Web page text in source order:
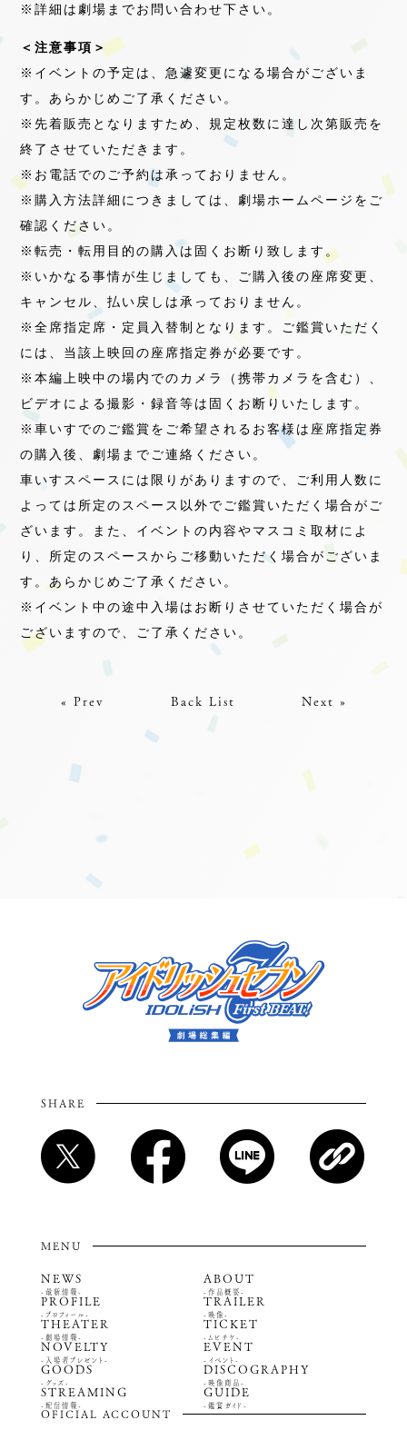
※詳細は劇場までお問い合わせ下さい。
＜注意事項＞
※イベントの予定は、急遽変更になる場合がございま
す。あらかじめご了承ください。
※先着販売となりますため、規定枚数に達し次第販売を
終了させていただきます。
※お電話でのご予約は承っておりません。
※購入方法詳細につきましては、劇場ホームページをご
確認ください。
※転売・転用目的の購入は固くお断り致します。
※いかなる事情が生じましても、ご購入後の座席変更、
キャンセル、払い戻しは承っておりません。
※全席指定席・定員入替制となります。ご鑑賞いただく
には、当該上映回の座席指定券が必要です。
※本編上映中の場内でのカメラ（携帯カメラを含む）、
ビデオによる撮影・録音等は固くお断りいたします。
※車いすでのご鑑賞をご希望されるお客様は座席指定券
の購入後、劇場までご連絡ください。
車いすスペースには限りがありますので、ご利用人数に
よっては所定のスペース以外でご鑑賞いただく場合がご
ざいます。また、イベントの内容やマスコミ取材によ
り、所定のスペースからご移動いただく場合がございま
す。あらかじめご了承ください。
※イベント中の途中入場はお断りさせていただく場合が
ございますので、ご了承ください。
« Prev Back List Next »
SHARE
MENU
NEWS
-最新情報-
ABOUT
-作品概要-
PROFILE
-プロフィール-
TRAILER
-映像-
THEATER
-劇場情報-
TICKET
-ムビチケ-
NOVELTY
-入場者プレゼント-
EVENT
-イベント-
GOODS
-グッズ-
DISCOGRAPHY
-映像商品-
STREAMING
-配信情報-
GUIDE
-鑑賞ガイド-
OFICIAL ACCOUNT